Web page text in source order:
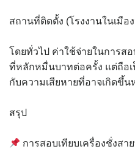
สถานที่ติดตั้ง (โรงงานในเมื
โดยทั่วไป ค่าใช้จ่ายในการส
ที่หลักหมื่นบาทต่อครั้ง แต่ถือ
กับความเสียหายที่อาจเกิดขึ้
สรุป
การสอบเทียบเครื่องชั่งส